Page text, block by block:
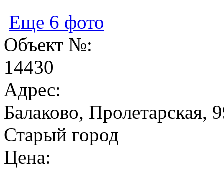
Еще 6 фото
Объект №:
14430
Адрес:
Балаково, Пролетарская,
Старый город
Цена: